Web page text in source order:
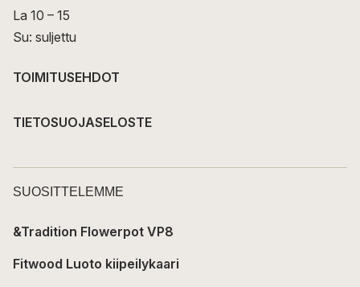
La 10 – 15
Su: suljettu
TOIMITUSEHDOT
TIETOSUOJASELOSTE
SUOSITTELEMME
&Tradition Flowerpot VP8
Fitwood Luoto kiipeilykaari